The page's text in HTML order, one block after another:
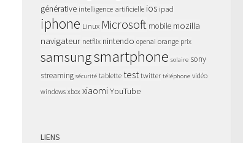
générative intelligence artificielle ios ipad
iphone Linux Microsoft mobile mozilla
navigateur netflix nintendo openai orange prix
samsungsmartphone solaire sony
streaming sécurité tablette testtwitter téléphone vidéo
windows xbox xiaomiYouTube
LIENS